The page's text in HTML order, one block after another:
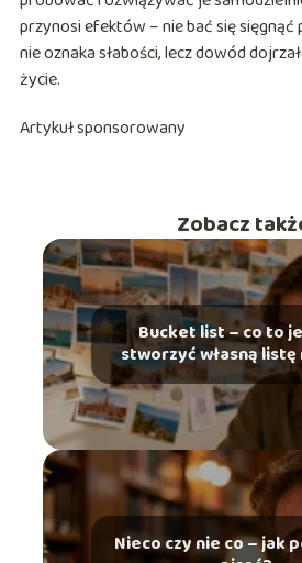
przynosi efektów – nie bać się
nie oznaka słabości, lecz dowód
życie.
Artykuł sponsorowany
Zobacz
Bucket list – co to
stworzyć własną listę
Nieco czy nie co – jak